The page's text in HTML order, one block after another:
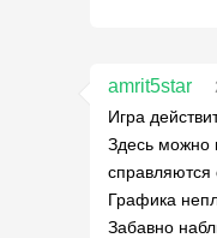
amrit5star
Игра
Здесь можно
справляются
Графика
Забавно